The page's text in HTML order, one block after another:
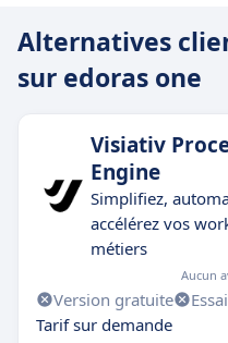
Alternatives
sur edoras one
Visiativ
Engine
Simplifiez,
accélérez vos
métiers
Aucun
Version gratuite
Tarif sur demande